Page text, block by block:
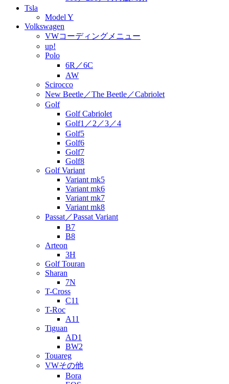
Tsla
Model Y
Volkswagen
VWコーディングメニュー
up!
Polo
6R／6C
AW
Scirocco
New Beetle／The Beetle／Cabriolet
Golf
Golf Cabriolet
Golf1／2／3／4
Golf5
Golf6
Golf7
Golf8
Golf Variant
Variant mk5
Variant mk6
Variant mk7
Variant mk8
Passat／Passat Variant
B7
B8
Arteon
3H
Golf Touran
Sharan
7N
T-Cross
C11
T-Roc
A11
Tiguan
AD1
BW2
Touareg
VWその他
Bora